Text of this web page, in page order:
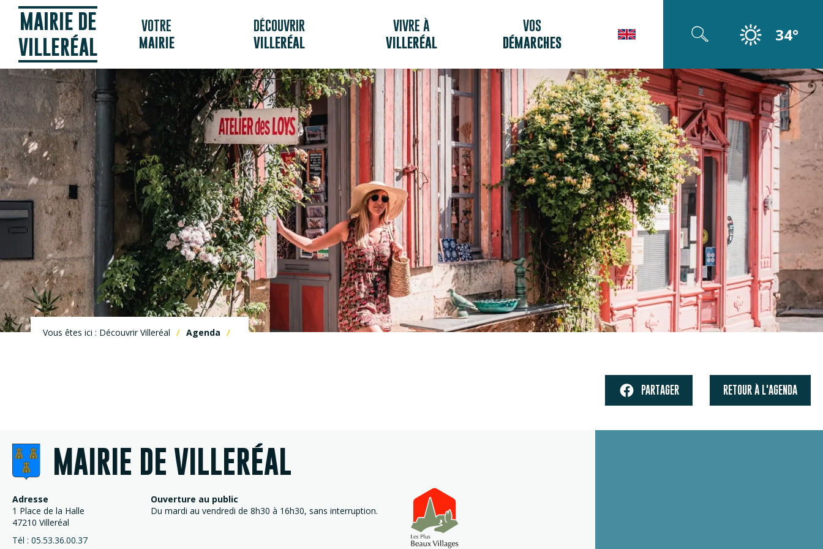
MAIRIE DE
VILLERÉAL
VOTRE
MAIRIE
DÉCOUVRIR
VILLERÉAL
VIVRE À
VILLERÉAL
VOS
DÉMARCHES 34°
Vous êtes ici : Découvrir Villeréal Agenda
PARTAGER RETOUR À L'AGENDA
MAIRIE DE VILLERÉAL
Adresse
1 Place de la Halle
47210 Villeréal
Tél : 05.53.36.00.37
Ouverture au public
Du mardi au vendredi de 8h30 à 16h30, sans interruption.
Panneau de gestion des cookies